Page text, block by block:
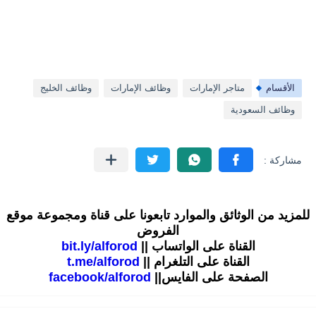
الأقسام متاجر الإمارات وظائف الإمارات وظائف الخليج
وظائف السعودية
للمزيد من الوثائق والموارد تابعونا على قناة ومجموعة موقع
الفروض
القناة على الواتساب ||
bit.ly/alforod
القناة على التلغرام ||
t.me/alforod
الصفحة على الفايس||
facebook/alforod